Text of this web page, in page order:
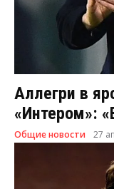
Аллегри в
«Интером»:
Общие новости 27